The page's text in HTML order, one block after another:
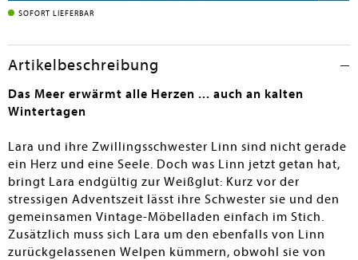
SOFORT LIEFERBAR
Artikelbeschreibung
Das Meer erwärmt alle Herzen ... auch an kalten
Wintertagen
Lara und ihre Zwillingsschwester Linn sind nicht gerade
ein Herz und eine Seele. Doch was Linn jetzt getan hat,
bringt Lara endgültig zur Weißglut: Kurz vor der
stressigen Adventszeit lässt ihre Schwester sie und den
gemeinsamen Vintage-Möbelladen einfach im Stich.
Zusätzlich muss sich Lara um den ebenfalls von Linn
zurückgelassenen Welpen kümmern, obwohl sie von